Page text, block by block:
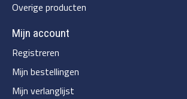
Overige producten
Mijn account
Registreren
Mijn bestellingen
Mijn verlanglijst